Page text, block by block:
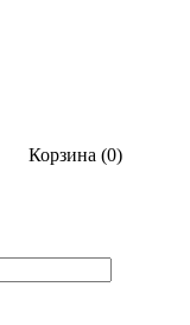
Корзина (0)